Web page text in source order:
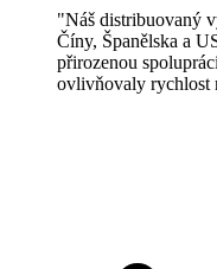
"Náš distribuovaný
Číny, Španělska a
přirozenou
ovlivňovaly rychlost